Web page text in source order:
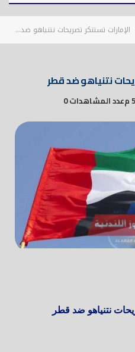
الإمارات تستنكر تصريحات نتنياهو ضد قطر
نتنياهو ضد قطر
عدد المشاهدات 0
نتنياهو ضد قطر